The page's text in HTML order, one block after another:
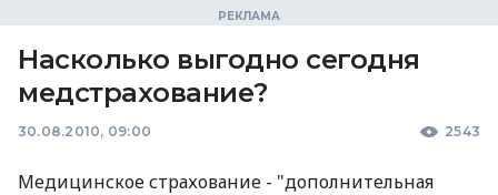
Насколько выгодно сегодня
медстрахование?
30.08.2010, 09:00 2543
Медицинское страхование - "дополнительная